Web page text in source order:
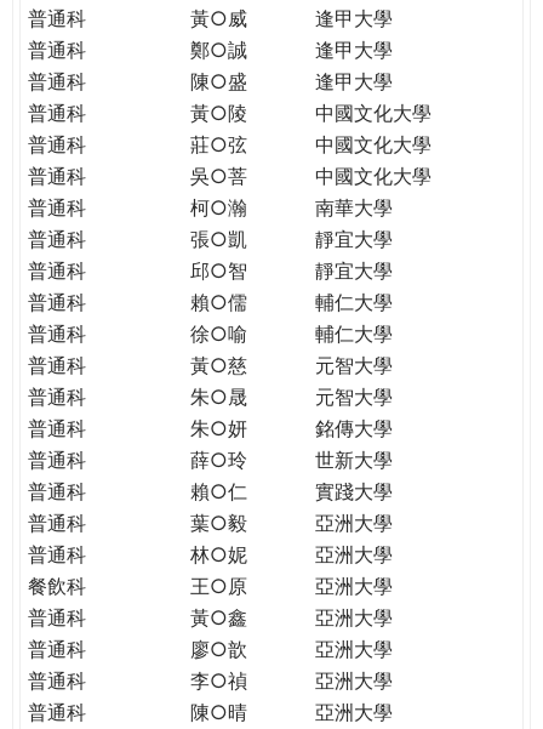
普通科
黃○威
逢甲大學
普通科
鄭○誠
逢甲大學
普通科
陳○盛
逢甲大學
普通科
黃○陵
中國文化大學
普通科
莊○弦
中國文化大學
普通科
吳○菩
中國文化大學
普通科
柯○瀚
南華大學
普通科
張○凱
靜宜大學
普通科
邱○智
靜宜大學
普通科
賴○儒
輔仁大學
普通科
徐○喻
輔仁大學
普通科
黃○慈
元智大學
普通科
朱○晟
元智大學
普通科
朱○妍
銘傳大學
普通科
薛○玲
世新大學
普通科
賴○仁
實踐大學
普通科
葉○毅
亞洲大學
普通科
林○妮
亞洲大學
餐飲科
王○原
亞洲大學
普通科
黃○鑫
亞洲大學
普通科
廖○歆
亞洲大學
普通科
李○禎
亞洲大學
普通科
陳○晴
亞洲大學